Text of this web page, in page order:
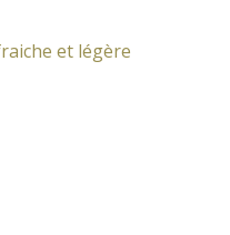
et légère